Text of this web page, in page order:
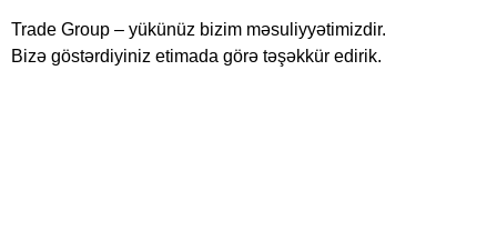
Trade Group – yükünüz bizim məsuliyyətimizdir.
Bizə göstərdiyiniz etimada görə təşəkkür edirik.